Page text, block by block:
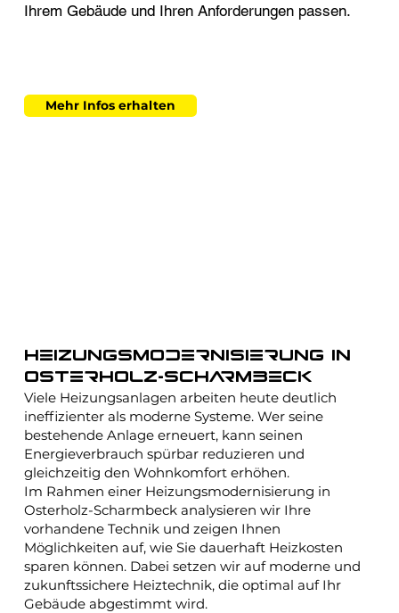
Heizungsmodernisierung in
Osterholz-Scharmbeck
Viele Heizungsanlagen arbeiten heute deutlich
ineffizienter als moderne Systeme. Wer seine
bestehende Anlage erneuert, kann seinen
Energieverbrauch spürbar reduzieren und
gleichzeitig den Wohnkomfort erhöhen.
Im Rahmen einer Heizungsmodernisierung in
Osterholz-Scharmbeck analysieren wir Ihre
vorhandene Technik und zeigen Ihnen
Möglichkeiten auf, wie Sie dauerhaft Heizkosten
sparen können. Dabei setzen wir auf moderne und
zukunftssichere Heiztechnik, die optimal auf Ihr
Gebäude abgestimmt wird.
Ihrem Gebäude und Ihren Anforderungen passen.
Mehr Infos erhalten